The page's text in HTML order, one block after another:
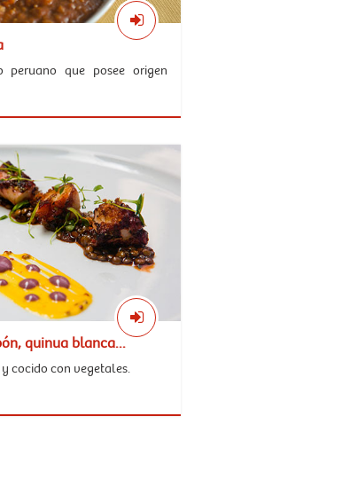
peruano que posee origen
quinua blanca...
cocido con vegetales.